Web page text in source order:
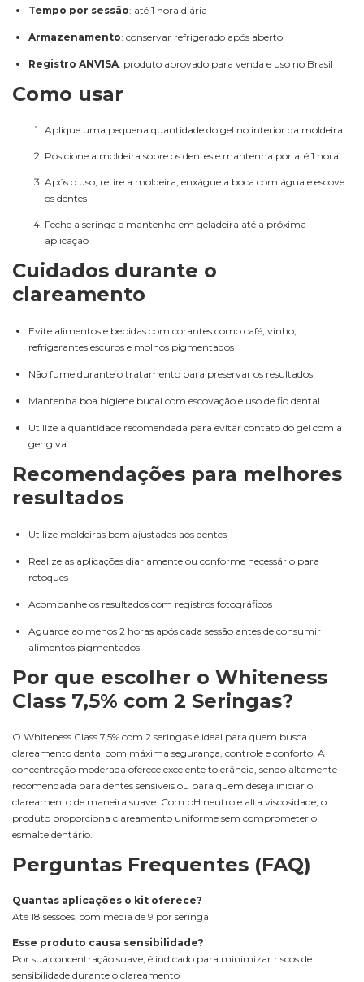
Tempo por sessão: até 1 hora diária
Armazenamento: conservar refrigerado após aberto
Registro ANVISA: produto aprovado para venda e uso no Brasil
Como usar
Aplique uma pequena quantidade do gel no interior da moldeira
Posicione a moldeira sobre os dentes e mantenha por até 1 hora
Após o uso, retire a moldeira, enxágue a boca com água e escove
os dentes
Feche a seringa e mantenha em geladeira até a próxima
aplicação
Cuidados durante o
clareamento
Evite alimentos e bebidas com corantes como café, vinho,
refrigerantes escuros e molhos pigmentados
Não fume durante o tratamento para preservar os resultados
Mantenha boa higiene bucal com escovação e uso de fio dental
Utilize a quantidade recomendada para evitar contato do gel com a
gengiva
Recomendações para melhores
resultados
Utilize moldeiras bem ajustadas aos dentes
Realize as aplicações diariamente ou conforme necessário para
retoques
Acompanhe os resultados com registros fotográficos
Aguarde ao menos 2 horas após cada sessão antes de consumir
alimentos pigmentados
Por que escolher o Whiteness
Class 7,5% com 2 Seringas?
O Whiteness Class 7,5% com 2 seringas é ideal para quem busca
clareamento dental com máxima segurança, controle e conforto. A
concentração moderada oferece excelente tolerância, sendo altamente
recomendada para dentes sensíveis ou para quem deseja iniciar o
clareamento de maneira suave. Com pH neutro e alta viscosidade, o
produto proporciona clareamento uniforme sem comprometer o
esmalte dentário.
Perguntas Frequentes (FAQ)
Quantas aplicações o kit oferece?
Até 18 sessões, com média de 9 por seringa
Esse produto causa sensibilidade?
Por sua concentração suave, é indicado para minimizar riscos de
sensibilidade durante o clareamento